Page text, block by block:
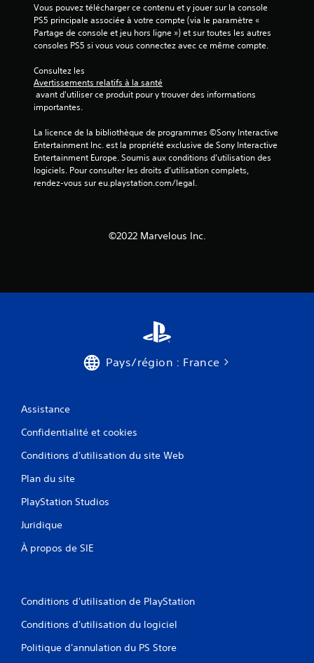
Vous pouvez télécharger ce contenu et y jouer sur la console
PS5 principale associée à votre compte (via le paramètre «
Partage de console et jeu hors ligne ») et sur toutes les autres
consoles PS5 si vous vous connectez avec ce même compte.
Consultez les
Avertissements relatifs à la santé
importantes.
La licence de la bibliothèque de programmes ©Sony Interactive
Entertainment Inc. est la propriété exclusive de Sony Interactive
Entertainment Europe. Soumis aux conditions d’utilisation des
logiciels. Pour consulter les droits d’utilisation complets,
rendez-vous sur eu.playstation.com/legal.
©2022 Marvelous Inc.
Pays/région : France
Assistance
Confidentialité et cookies
Conditions d'utilisation du site Web
Plan du site
PlayStation Studios
Juridique
À propos de SIE
Conditions d'utilisation de PlayStation
Conditions d'utilisation du logiciel
Politique d'annulation du PS Store